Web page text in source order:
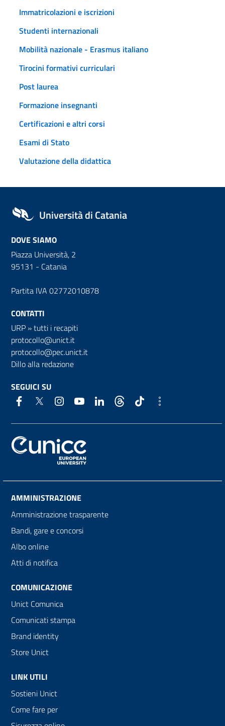
Immatricolazioni e iscrizioni
Studenti internazionali
Mobilità nazionale - Erasmus italiano
Tirocini formativi curriculari
Post laurea
Formazione insegnanti
Certificazioni e altri corsi
Esami di Stato
Valutazione della didattica
Università di Catania
DOVE SIAMO
Piazza Università, 2
95131 - Catania
Partita IVA 02772010878
CONTATTI
URP »tutti i recapiti
protocollo@unict.it
protocollo@pec.unict.it
Dillo alla redazione
SEGUICI SU
AMMINISTRAZIONE
Amministrazione trasparente
Bandi, gare e concorsi
Albo online
Atti di notifica
COMUNICAZIONE
Unict Comunica
Comunicati stampa
Brand identity
Store Unict
LINK UTILI
Sostieni Unict
Come fare per